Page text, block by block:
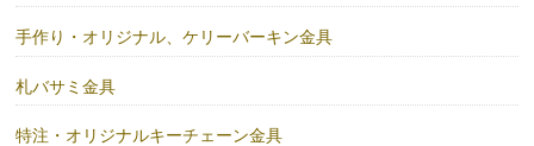
手作り・オリジナル、ケリーバーキン金具
札バサミ金具
特注・オリジナルキーチェーン金具